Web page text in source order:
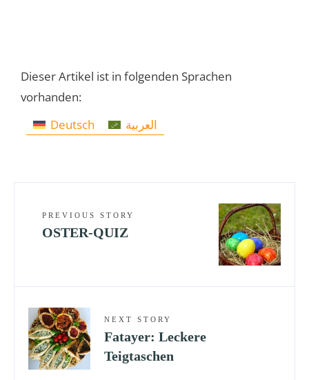
Dieser Artikel ist in folgenden Sprachen
vorhanden:
Deutsch
العربية
PREVIOUS STORY
OSTER-QUIZ
NEXT STORY
Fatayer: Leckere
Teigtaschen